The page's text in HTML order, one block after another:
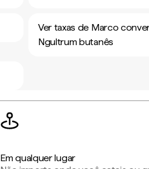
Ver taxas de Marco
Ngultrum butanês
Em qualquer lugar